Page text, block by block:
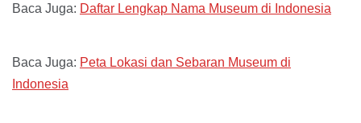
Baca Juga: Daftar Lengkap Nama Museum di Indonesia
Baca Juga: Peta Lokasi dan Sebaran Museum di
Indonesia